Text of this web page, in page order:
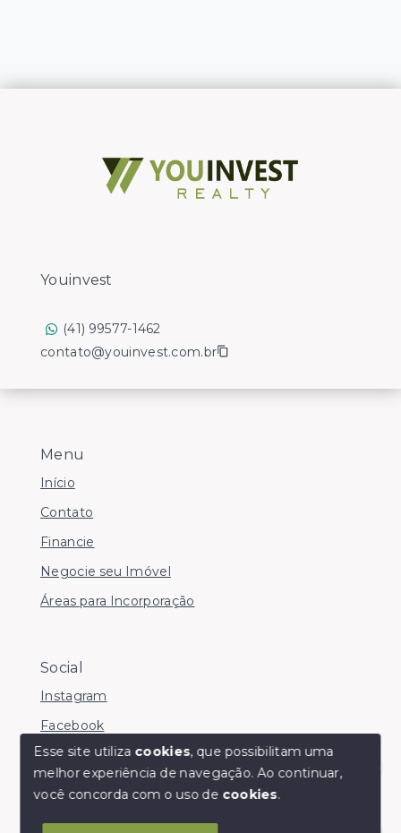
Olá! somos da Linkmob, como podemos ajudar?
Menu
Início
Contato
Financie
Negocie seu Imóvel
Áreas para Incorporação
Social
Instagram
Facebook
© Copyright 2026 - Youinvest - Todos os direitos
Youinvest
(41) 99577-1462
contato@youinvest.com.br
Esse site utiliza cookies, que possibilitam uma
melhor experiência de navegação.Ao continuar,
você concorda com o uso de cookies.